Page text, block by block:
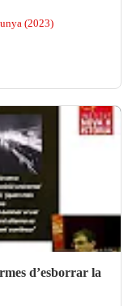
(2023)
d’esborrar la